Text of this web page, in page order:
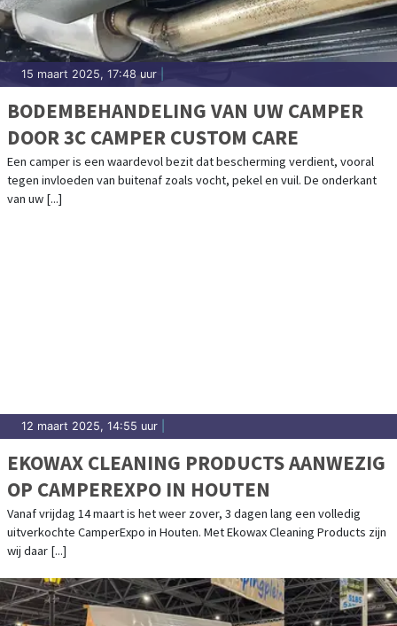
15 maart 2025, 17:48 uur
BODEMBEHANDELING VAN UW CAMPER
DOOR 3C CAMPER CUSTOM CARE
Een camper is een waardevol bezit dat bescherming verdient, vooral
tegen invloeden van buitenaf zoals vocht, pekel en vuil. De onderkant
van uw [...]
12 maart 2025, 14:55 uur
EKOWAX CLEANING PRODUCTS AANWEZIG
OP CAMPEREXPO IN HOUTEN
Vanaf vrijdag 14 maart is het weer zover, 3 dagen lang een volledig
uitverkochte CamperExpo in Houten. Met Ekowax Cleaning Products zijn
wij daar [...]